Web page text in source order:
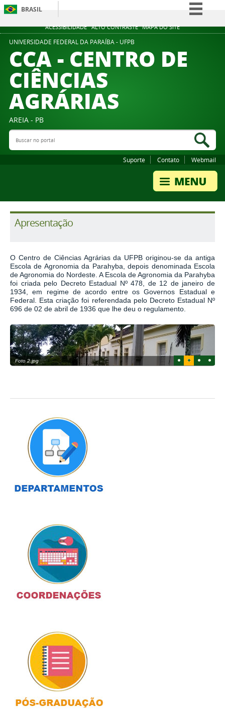
ACESSIBILIDADE ALTO CONTRASTE MAPA DO SITE
BRASIL
Simplifique!
Participe
UNIVERSIDADE FEDERAL DA PARAÍBA - UFPB
CCA - CENTRO DE
CIÊNCIAS
AGRÁRIAS
AREIA - PB
Buscar no portal
Suporte Contato Webmail
Apresentação
O Centro de Ciências Agrárias da UFPB originou-se da antiga
Escola de Agronomia da Parahyba, depois denominada Escola
de Agronomia do Nordeste. A Escola de Agronomia da Parahyba
foi criada pelo Decreto Estadual Nº 478, de 12 de janeiro de
1934, em regime de acordo entre os Governos Estadual e
Federal. Esta criação foi referendada pelo Decreto Estadual Nº
696 de 02 de abril de 1936 que lhe deu o regulamento.
Foto 2.jpg